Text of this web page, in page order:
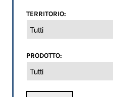
TERRITORIO:
PRODOTTO: